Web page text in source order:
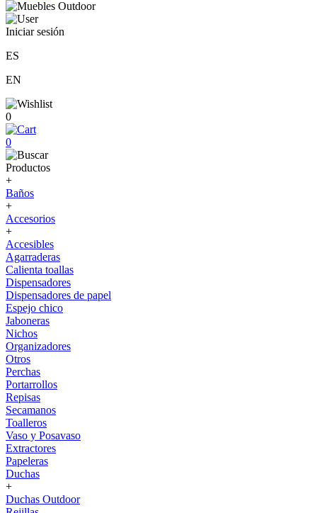
Iniciar sesión
ES
EN
0
0
Productos
+
Baños
+
Accesorios
+
Accesibles
Agarraderas
Calienta toallas
Dispensadores
Dispensadores de papel
Espejo chico
Jaboneras
Nichos
Organizadores
Otros
Perchas
Portarrollos
Repisas
Secamanos
Toalleros
Vaso y Posavaso
Extractores
Papeleras
Duchas
+
Duchas Outdoor